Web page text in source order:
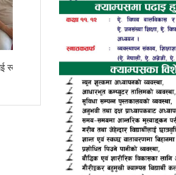
सनफ्लावर बोडिङकी आरतीले ल्याइन्
जिपिए